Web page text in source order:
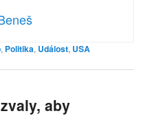
, Politika, Událost, USA
aby